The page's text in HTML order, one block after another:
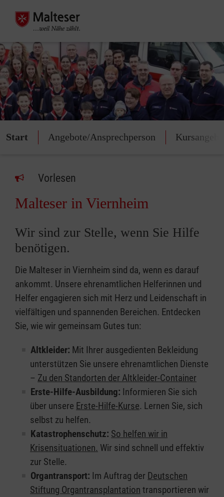
Start Angebote/Ansprechperson
Vorlesen
Malteser in Viernheim
Wir sind zur Stelle, wenn Sie Hilfe
benötigen.
Die Malteser in Viernheim sind da, wenn es darauf
ankommt. Unsere ehrenamtlichen Helferinnen und
Helfer engagieren sich mit Herz und Leidenschaft in
vielfältigen und spannenden Bereichen. Entdecken
Sie, wie wir gemeinsam Gutes tun:
Altkleider: Mit Ihrer ausgedienten Bekleidung
unterstützen Sie unsere ehrenamtlichen Dienste
– Zu den Standorten der Altkleider-Container
Erste-Hilfe-Ausbildung: Informieren Sie sich
über unsere Erste-Hilfe-Kurse. Lernen Sie, sich
selbst zu helfen.
Katastrophenschutz: So helfen wir in
Krisensituationen. Wir sind schnell und effektiv
zur Stelle.
Organtransport: Im Auftrag der Deutschen
Stiftung Organtransplantation transportieren wir